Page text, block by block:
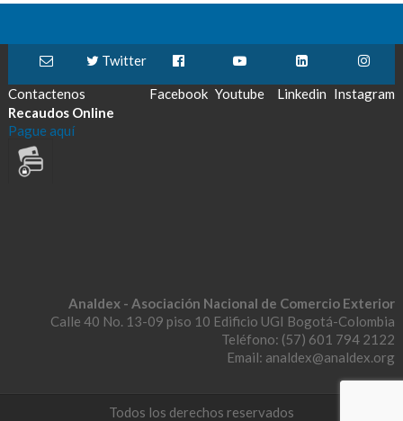
Contactenos
Twitter
Facebook Youtube Linkedin Instagram
Recaudos Online
Pague aquí
Analdex - Asociación Nacional de Comercio Exterior
Calle 40 No. 13-09 piso 10 Edificio UGI Bogotá-Colombia
Teléfono: (57) 601 794 2122
Email: analdex@analdex.org
Todos los derechos reservados